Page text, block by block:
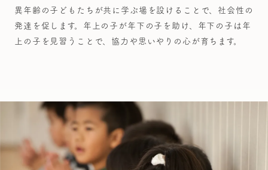
異年齢の子どもたちが共に学ぶ場を設けることで、社会性の
発達を促します。 年上の子が年下の子を助け、年下の子は年
上の子を見習うことで、協力や思いやりの心が育ちます。